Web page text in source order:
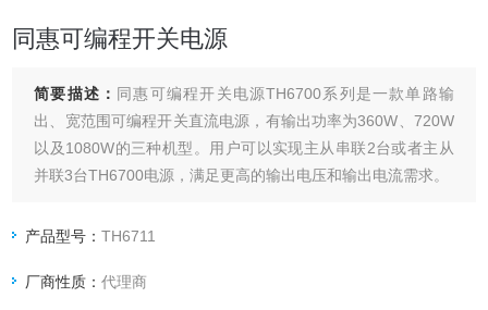
同惠可编程开关电源
简要描述： 同惠可编程开关电源TH6700系列是一款单路输
出、宽范围可编程开关直流电源，有输出功率为360W、720W
以及1080W的三种机型。用户可以实现主从串联2台或者主从
并联3台TH6700电源，满足更高的输出电压和输出电流需求。
产品型号：TH6711
厂商性质：代理商